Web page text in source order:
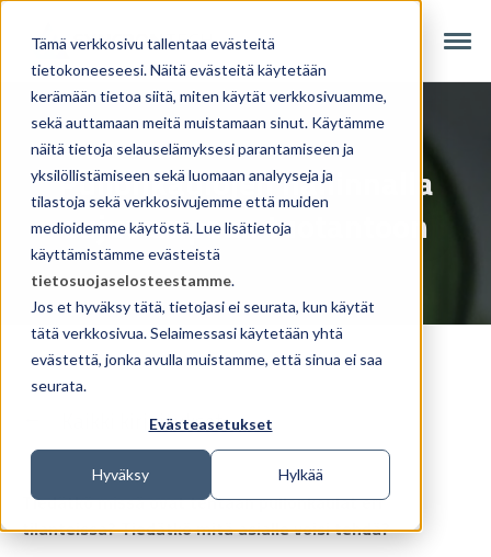
Tämä verkkosivu tallentaa evästeitä
tietokoneeseesi. Näitä evästeitä käytetään
kerämään tietoa siitä, miten käytät verkkosivuamme,
sekä auttamaan meitä muistamaan sinut. Käytämme
näitä tietoja selauselämyksesi parantamiseen ja
yksilöllistämiseen sekä luomaan analyyseja ja
tilastoja sekä verkkosivujemme että muiden
medioidemme käytöstä. Lue lisätietoja
käyttämistämme evästeistä
tietosuojaselosteestamme.
Jos et hyväksy tätä, tietojasi ei seurata, kun käytät
tätä verkkosivua. Selaimessasi käytetään yhtä
evästettä, jonka avulla muistamme, että sinua ei saa
seurata.
Evästeasetukset
Hyväksy Hylkää
Pullonkaulojen hallinnalla
sujuvampaan tuotantoon
Kaikki kirjoitukset
Tiedätkö missä ovat tehtaan pullonkaulat eri
tilanteissa? Tiedätkö mitä asialle voisi tehdä?